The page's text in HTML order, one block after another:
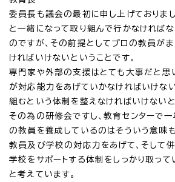
委員長も議会の最初に申し上げておりま
と一緒になって取り組んで行かなければ
のですが、その前提としてプロの教員が
ければいけないということです。
専門家や外部の支援はとても大事だと思
が対応能力をあげていかなければいけな
組むという体制を整えなければいけないと
その為の研修会ですし、教育センターで
の教員を養成しているのはそういう意味
教員及び学校の対応力をあげて、そして
学校をサポートする体制をしっかり取っ
と考えています。